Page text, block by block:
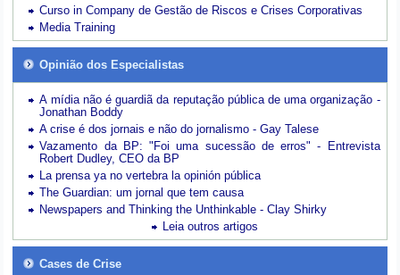
Curso in Company de Gestão de Riscos e Crises Corporativas
Media Training
Opinião dos Especialistas
A mídia não é guardiã da reputação pública de uma organização -
Jonathan Boddy
A crise é dos jornais e não do jornalismo - Gay Talese
Vazamento da BP: "Foi uma sucessão de erros" - Entrevista
Robert Dudley, CEO da BP
La prensa ya no vertebra la opinión pública
The Guardian: um jornal que tem causa
Newspapers and Thinking the Unthinkable - Clay Shirky
Leia outros artigos
Cases de Crise